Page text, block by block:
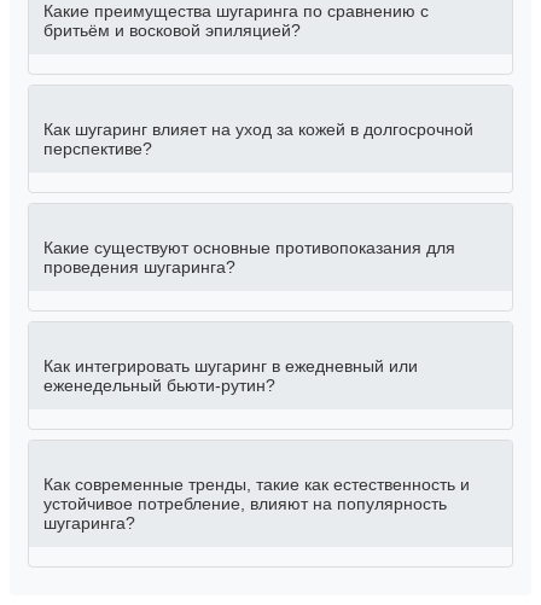
Какие преимущества шугаринга по сравнению с
бритьём и восковой эпиляцией?
Как шугаринг влияет на уход за кожей в долгосрочной
перспективе?
Какие существуют основные противопоказания для
проведения шугаринга?
Как интегрировать шугаринг в ежедневный или
еженедельный бьюти-рутин?
Как современные тренды, такие как естественность и
устойчивое потребление, влияют на популярность
шугаринга?